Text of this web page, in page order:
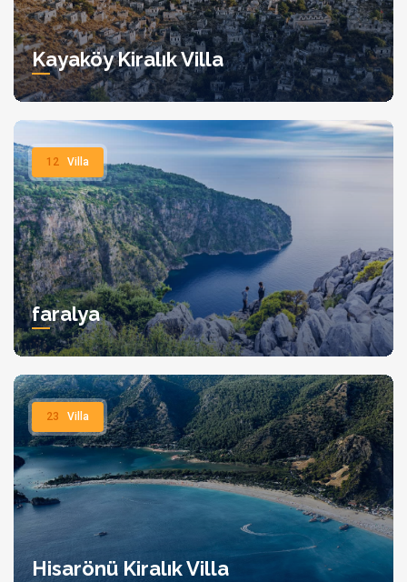
Kayaköy Kiralık Villa
12 Villa
faralya
23 Villa
Hisarönü Kiralık Villa